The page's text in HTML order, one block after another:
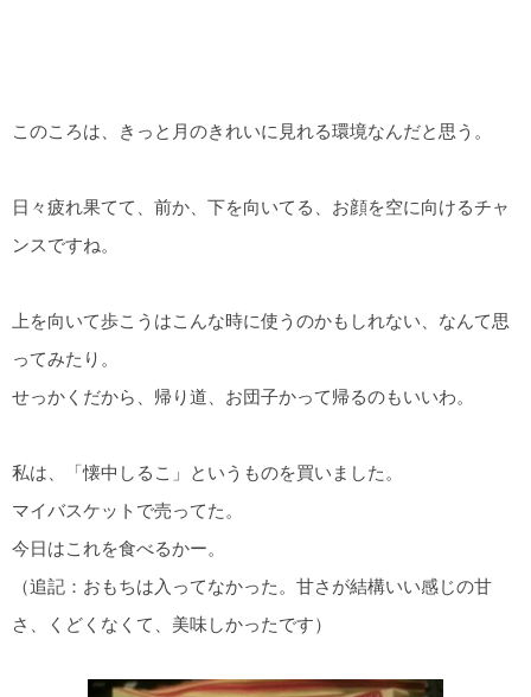
このころは、きっと月のきれいに見れる環境なんだと思う。
日々疲れ果てて、前か、下を向いてる、お顔を空に向けるチャ
ンスですね。
上を向いて歩こうはこんな時に使うのかもしれない、なんて思
ってみたり。
せっかくだから、帰り道、お団子かって帰るのもいいわ。
私は、「懐中しるこ」というものを買いました。
マイバスケットで売ってた。
今日はこれを食べるかー。
（追記：おもちは入ってなかった。甘さが結構いい感じの甘
さ、くどくなくて、美味しかったです）